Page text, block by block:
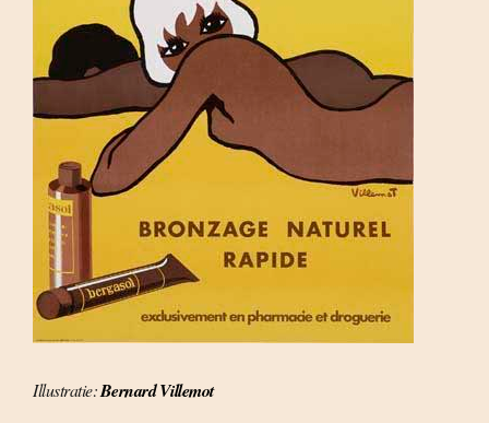
Illustratie:Bernard Villemot